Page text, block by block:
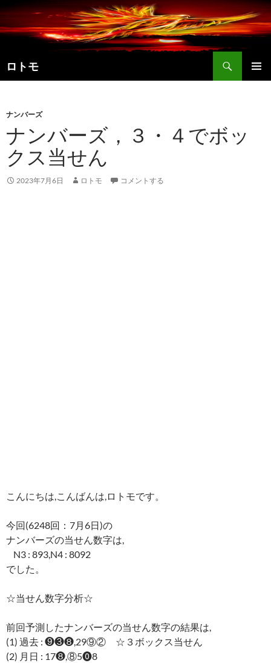
コ
テ
ツ
へ
プ
ロトモ
索
ナンバーズ
ナンバーズ，３・４でボッ
クス当せん
2023年7月6日 ロトモ コメントする
こんにちは,こんばんは,ロトモです。
今回(6248回：7月6日)の
ナンバーズの当せん数字は,
N3 : 893,N4 : 8092
でした。
☆当せん数字分析☆
前回予測したナンバーズの当せん数字の結果は,
(1) 過去 : ❾❸❽,29⑨② ☆３ボックス当せん
(2) 月日 : 17❽,⑧5⓿8